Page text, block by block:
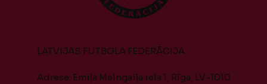
LATVIJAS FUTBOLA FEDERĀCIJA
Adrese: Emiļa Melngaiļa iela 1, Rīga, LV-1010